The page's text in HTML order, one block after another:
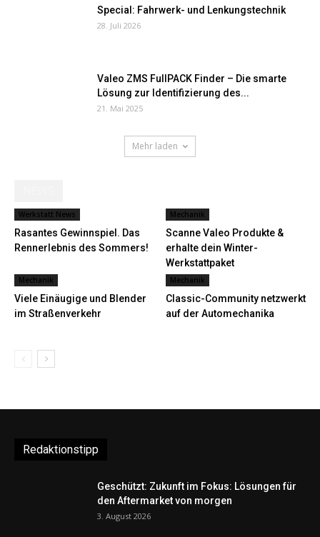
Special: Fahrwerk- und Lenkungstechnik
28. Juli 2026
Valeo ZMS FullPACK Finder – Die smarte
Lösung zur Identifizierung des...
21. Mai 2025
Mehr laden
Werkstatt News
Rasantes Gewinnspiel. Das
Rennerlebnis des Sommers!
Mechanik
Scanne Valeo Produkte &
erhalte dein Winter-
Werkstattpaket
Mechanik
Viele Einäugige und Blender
im Straßenverkehr
Mechanik
Classic-Community netzwerkt
auf der Automechanika
Redaktionstipp
Geschützt: Zukunft im Fokus: Lösungen für
den Aftermarket von morgen
3. August 2026